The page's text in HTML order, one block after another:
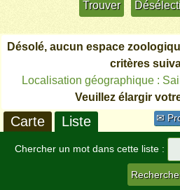
Désolé, aucun espace
critères
Localisation géographique :
Veuillez élargir
✉
Carte Liste
Chercher un mot dans cette liste :